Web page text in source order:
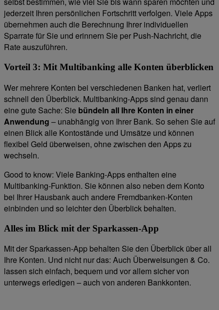
jederzeit Ihren persönlichen Fortschritt verfolgen. Viele Apps
übernehmen auch die Berechnung Ihrer individuellen
Sparrate für Sie und erinnern Sie per Push-Nachricht, die
Rate auszuführen.
Vorteil 3: Mit Multibanking alle Konten überblicken
Wer mehrere Konten bei verschiedenen Banken hat, verliert
schnell den Überblick. Multibanking-Apps sind genau dann
eine gute Sache: Sie bündeln all Ihre Konten in einer
Anwendung – unabhängig von Ihrer Bank. So sehen Sie auf
einen Blick alle Kontostände und Umsätze und können
flexibel Geld überweisen, ohne zwischen den Apps zu
wechseln.
Good to know: Viele Banking-Apps enthalten eine
Multibanking-Funktion. Sie können also neben dem Konto
bei Ihrer Hausbank auch andere Fremdbanken-Konten
einbinden und so leichter den Überblick behalten.
Alles im Blick mit der Sparkassen-App
Mit der Sparkassen-App behalten Sie den Überblick über all
Ihre Konten. Und nicht nur das: Auch Überweisungen & Co.
lassen sich einfach, bequem und vor allem sicher von
unterwegs erledigen – auch von anderen Bankkonten.